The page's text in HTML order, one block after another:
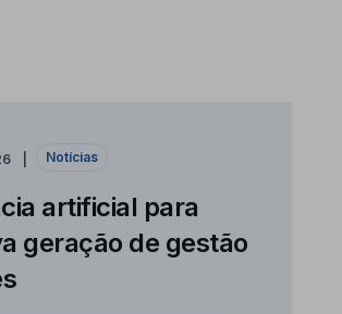
Notícias
artificial para
geração de gestão